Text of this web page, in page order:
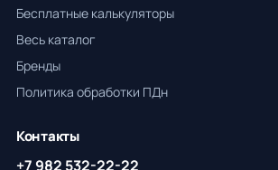
Бесплатные калькуляторы
Весь каталог
Бренды
Политика обработки ПДн
Контакты
+7 982 532-22-22